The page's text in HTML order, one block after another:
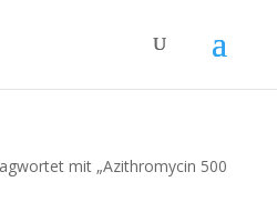
mit „Azithromycin 500